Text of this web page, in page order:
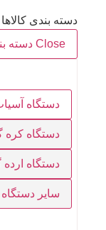
دسته بندی کالاها
Close دسته بندی کالاها
دستگاه
دستگاه کره
دستگاه ارده
سایر دستگاه